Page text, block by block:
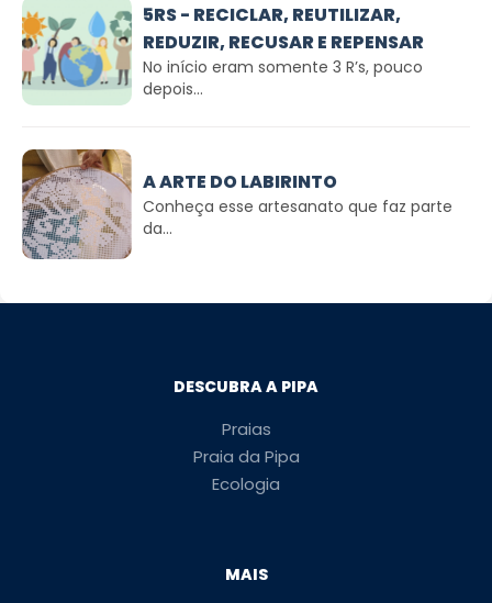
5RS - RECICLAR, REUTILIZAR,
REDUZIR, RECUSAR E REPENSAR
No início eram somente 3 R’s, pouco
depois...
A ARTE DO LABIRINTO
Conheça esse artesanato que faz parte
da...
DESCUBRA A PIPA
Praias
Praia da Pipa
Ecologia
MAIS